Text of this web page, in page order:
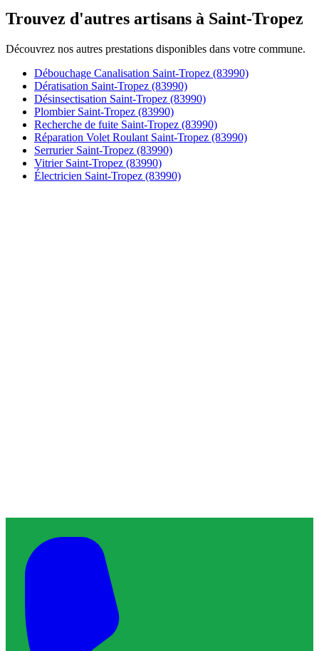
Trouvez d'autres artisans à Saint-Tropez
Découvrez nos autres prestations disponibles dans votre commune.
Débouchage Canalisation Saint-Tropez (83990)
Dératisation Saint-Tropez (83990)
Désinsectisation Saint-Tropez (83990)
Plombier Saint-Tropez (83990)
Recherche de fuite Saint-Tropez (83990)
Réparation Volet Roulant Saint-Tropez (83990)
Serrurier Saint-Tropez (83990)
Vitrier Saint-Tropez (83990)
Électricien Saint-Tropez (83990)
À propos de ChronoServe
L'artisan de confiance qu'il vous faut, près de chez vous.
Services & Interventions